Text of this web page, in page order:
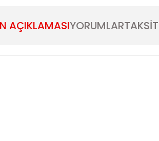
AÇIKLAMASIYORUMLAR